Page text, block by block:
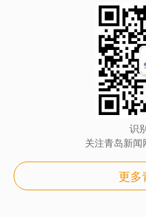
识
关注青岛新
更多